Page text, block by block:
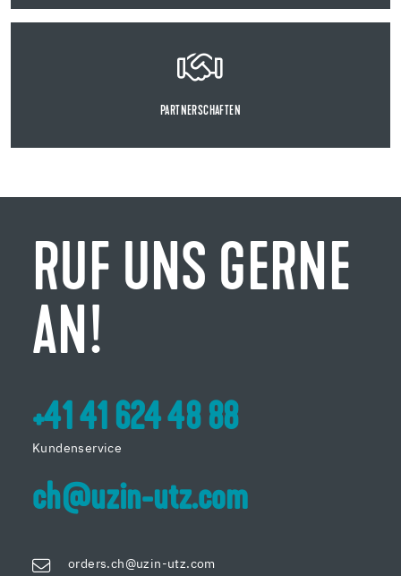
PARTNERSCHAFTEN
RUF UNS GERNE
AN!
+41 41 624 48 88
Kundenservice
ch@uzin-utz.com
orders.ch@uzin-utz.com